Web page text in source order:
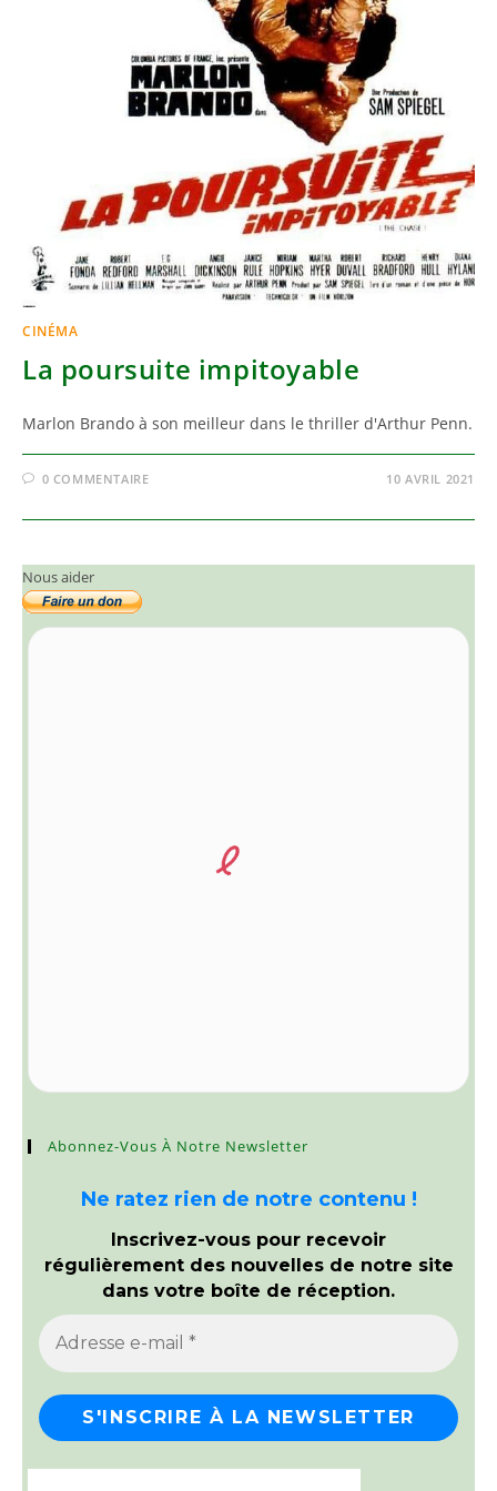
CINÉMA
La poursuite impitoyable
Marlon Brando à son meilleur dans le thriller d'Arthur Penn.
0 COMMENTAIRE 10 AVRIL 2021
Nous aider
Abonnez-Vous À Notre Newsletter
Ne ratez rien de notre contenu !
Inscrivez-vous pour recevoir
régulièrement des nouvelles de notre site
dans votre boîte de réception.